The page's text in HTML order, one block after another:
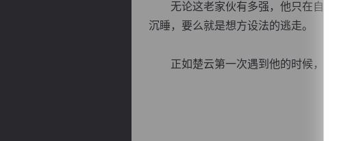
无论这老家伙有多强，他只在自己
沉睡，要么就是想方设法的逃走。
正如楚云第一次遇到他的时候，这